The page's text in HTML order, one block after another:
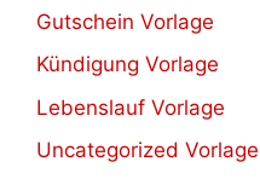
Gutschein Vorlage
Kündigung Vorlage
Lebenslauf Vorlage
Uncategorized Vorlage